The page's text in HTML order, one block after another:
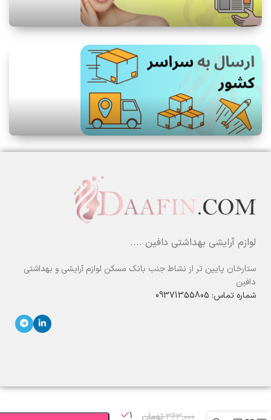
لوازم آرایشی بهداشتی دافین ....
ستارخان پایین تر از نشاط جنب بانک مسکن لوازم آرایشی و بهداشتی
دافین
شماره تماس: 09371355805
اسپلش
363,000تومان 1